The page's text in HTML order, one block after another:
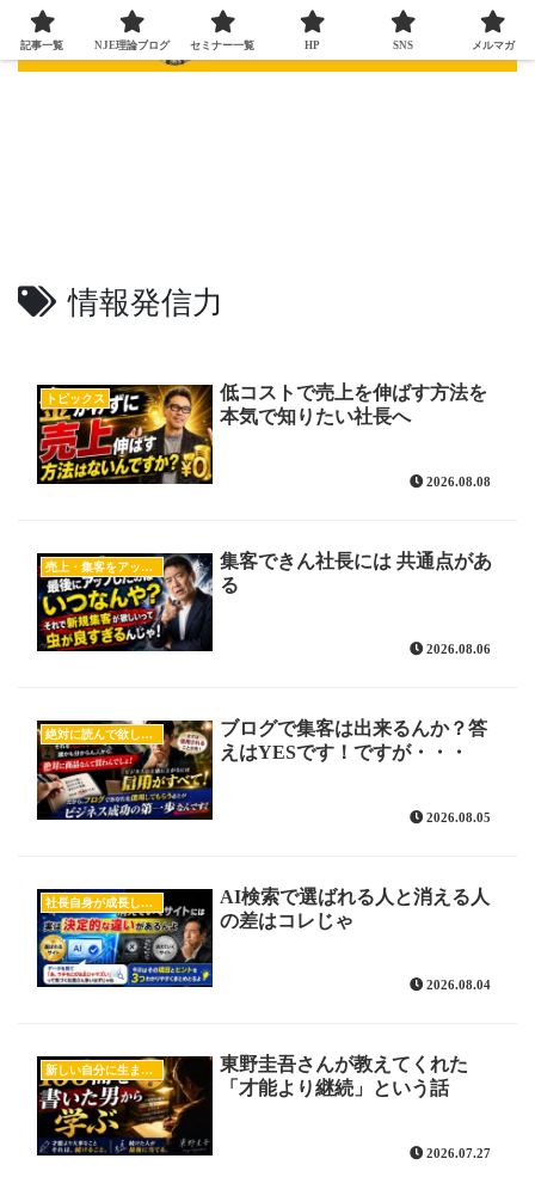
情報発信力
トピックス
低コストで売上を伸ばす方法を
本気で知りたい社長へ
2026.08.08
売上・集客をアップしたい
集客できん社長には 共通点があ
る
2026.08.06
絶対に読んで欲しいオススメ記事
ブログで集客は出来るんか？答
えはYESです！ですが・・・
2026.08.05
社長自身が成長したい
AI検索で選ばれる人と消える人
の差はコレじゃ
2026.08.04
新しい自分に生まれ変わるヒント
東野圭吾さんが教えてくれた
「才能より継続」という話
2026.07.27
記事一覧 NJE理論ブログ セミナー一覧 HP SNS メルマガ